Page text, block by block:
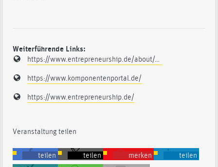
Weiterführende Links:
https://www.entrepreneurship.de/about/guenter-faltin/
https://www.komponentenportal.de/
https://www.entrepreneurship.de/
Veranstaltung teilen
teilen teilen merken teilen